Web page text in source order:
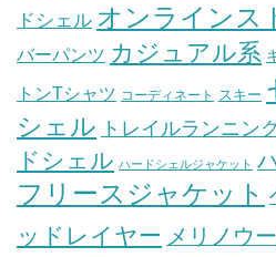
ドシェル オンラインス
バーパンツ カジュアル系
トンTシャツ コーディネート スキー
シェル トレイルランニン
ドシェル ハードシェルジャケット
フリースジャケット
ッドレイヤー メリノウ